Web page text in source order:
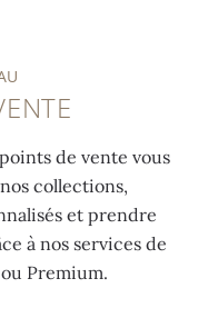
de vente vous
collections,
et prendre
à nos services de
Premium.